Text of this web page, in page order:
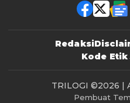
Redaksi
Kode
TRILOGI ©2026 |
Pembuat